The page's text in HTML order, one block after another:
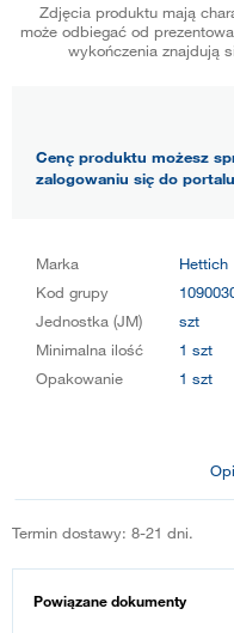
Zdjęcia produktu mają
może odbiegać od
wykończenia znajdują
Cenę produktu możesz
zalogowaniu się do
Marka
Hettich
Kod grupy
Jednostka (JM)
szt
Minimalna ilość
1 szt
Opakowanie
1 szt
Termin dostawy: 8-21 dni.
Powiązane dokumenty